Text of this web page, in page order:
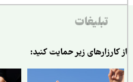
تبلیغات
زیر حمایت کنید: